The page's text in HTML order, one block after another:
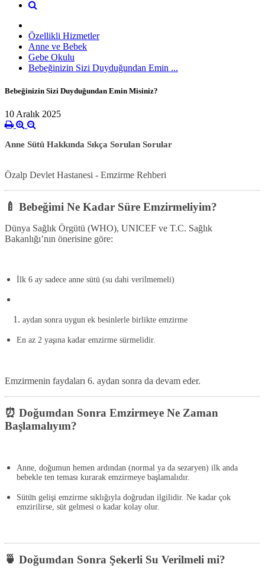
Özellikli Hizmetler
Anne ve Bebek
Gebe Okulu
Bebeğinizin Sizi Duyduğundan Emin ...
Bebeğinizin Sizi Duyduğundan Emin Misiniz?
10 Aralık 2025
Anne Sütü Hakkında Sıkça Sorulan Sorular
Özalp Devlet Hastanesi - Emzirme Rehberi
🍼 Bebeğimi Ne Kadar Süre Emzirmeliyim?
Dünya Sağlık Örgütü (WHO), UNICEF ve T.C. Sağlık
Bakanlığı’nın önerisine göre:
İlk 6 ay sadece anne sütü (su dahi verilmemeli)
aydan sonra uygun ek besinlerle birlikte emzirme
En az 2 yaşına kadar emzirme sürmelidir.
Emzirmenin faydaları 6. aydan sonra da devam eder.
⏰ Doğumdan Sonra Emzirmeye Ne Zaman
Başlamalıyım?
Anne, doğumun hemen ardından (normal ya da sezaryen) ilk anda
bebekle ten teması kurarak emzirmeye başlamalıdır.
Sütü̈n gelişi emzirme sıklığıyla doğrudan ilgilidir. Ne kadar çok
emzirilirse, süt gelmesi o kadar kolay olur.
🍵 Doğumdan Sonra Şekerli Su Verilmeli mi?